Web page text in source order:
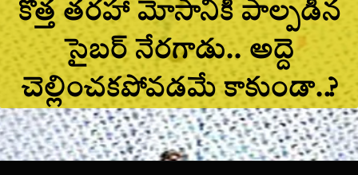
కొత్త తరహా మోసానికి పాల్పడిన
సైబర్ నేరగాడు.. అద్దె
చెల్లించకపోవడమే కాకుండా..?